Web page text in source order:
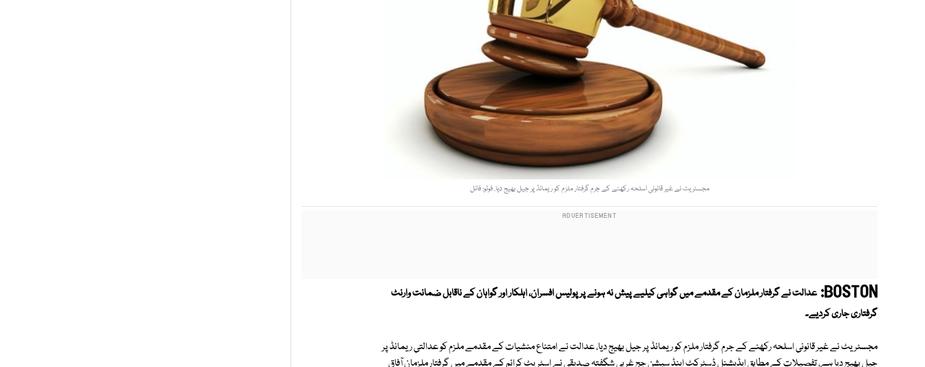
مجسٹریٹ نے غیر قانونی اسلحہ رکھنے کے جرم گرفتار ملزم کو ریمانڈ پر جیل بھیج دیا. فوٹو: فائل
BOSTON: عدالت نے گرفتار ملزمان کے مقدمے میں گواہی کیلیے پیش نہ ہونے پر پولیس افسران، اہلکار اور گواہان کے ناقابل ضمانت وارنٹ
گرفتاری جاری کردیے۔
مجسٹریٹ نے غیر قانونی اسلحہ رکھنے کے جرم گرفتار ملزم کو ریمانڈ پر جیل بھیج دیا، عدالت نے امتناع منشیات کے مقدمے ملزم کو عدالتی ریمانڈ پر
جیل بھیج دیا ہے، تفصیلات کے مطابق ایڈیشنل ڈسٹرکٹ اینڈ سیشن جج غربی شگفتہ صدیقی نے اسٹریٹ کرائم کے مقدمے میں گرفتار ملزمان آفاق